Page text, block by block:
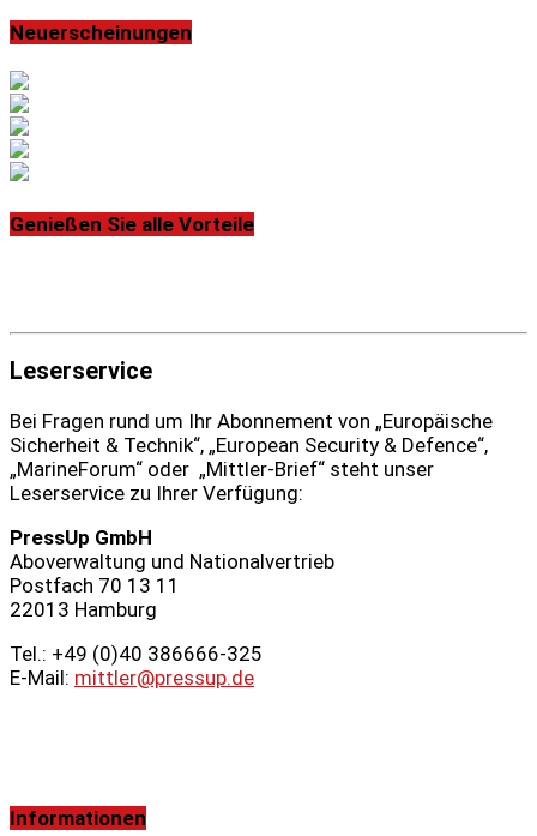
Neuerscheinungen
Genießen Sie alle Vorteile
Leserservice
Bei Fragen rund um Ihr Abonnement von „Europäische
Sicherheit & Technik“, „European Security & Defence“,
„MarineForum“ oder „Mittler-Brief“ steht unser
Leserservice zu Ihrer Verfügung:
PressUp GmbH
Aboverwaltung und Nationalvertrieb
Postfach 70 13 11
22013 Hamburg
Tel.: +49 (0)40 386666‑325
E-Mail: mittler@pressup.de
Informationen